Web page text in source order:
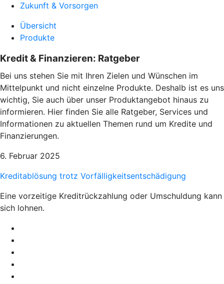
Zukunft & Vorsorgen
Übersicht
Produkte
Kredit & Finanzieren: Ratgeber
Bei uns stehen Sie mit Ihren Zielen und Wünschen im
Mittelpunkt und nicht einzelne Produkte. Deshalb ist es uns
wichtig, Sie auch über unser Produktangebot hinaus zu
informieren. Hier finden Sie alle Ratgeber, Services und
Informationen zu aktuellen Themen rund um Kredite und
Finanzierungen.
6. Februar 2025
Kreditablösung trotz Vorfälligkeitsentschädigung
Eine vorzeitige Kreditrückzahlung oder Umschuldung kann
sich lohnen.